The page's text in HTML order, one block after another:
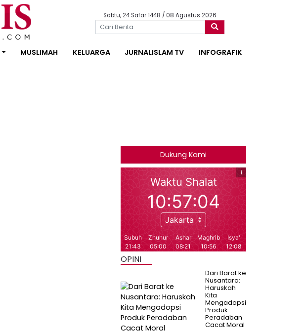
Sabtu, 24 Safar 1448 / 08 Agustus 2026
MUSLIMAH KELUARGA JURNALISLAM TV INFOGRAFIK
Dukung Kami
OPINI
Dari Barat ke
Nusantara:
Haruskah
Kita
Mengadopsi
Produk
Peradaban
Cacat Moral